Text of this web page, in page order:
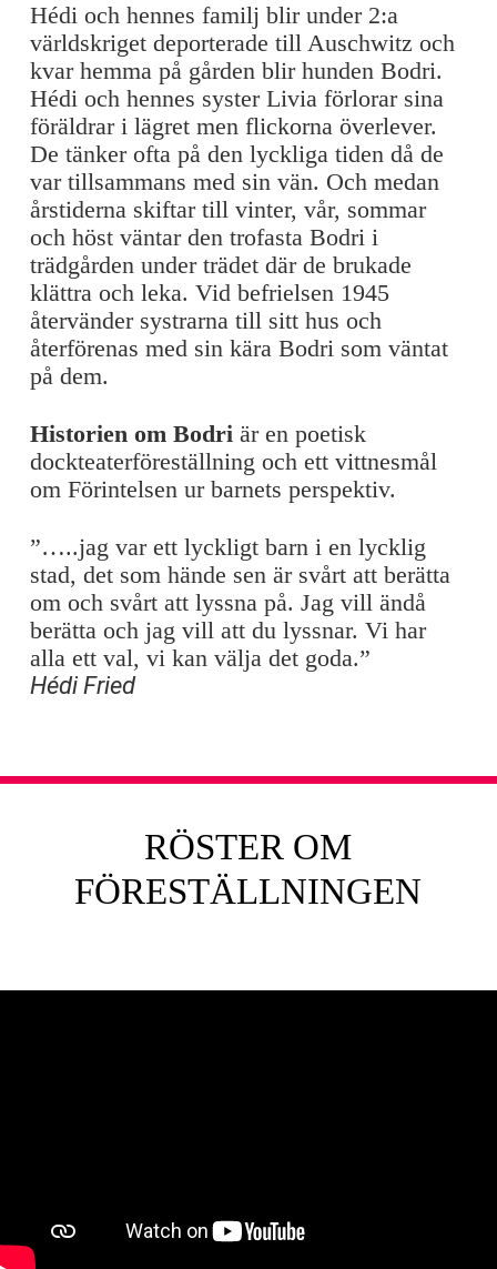
Hédi och hennes familj blir under 2:a
världskriget deporterade till Auschwitz och
kvar hemma på gården blir hunden Bodri.
Hédi och hennes syster Livia förlorar sina
föräldrar i lägret men flickorna överlever.
De tänker ofta på den lyckliga tiden då de
var tillsammans med sin vän. Och medan
årstiderna skiftar till vinter, vår, sommar
och höst väntar den trofasta Bodri i
trädgården under trädet där de brukade
klättra och leka. Vid befrielsen 1945
återvänder systrarna till sitt hus och
återförenas med sin kära Bodri som väntat
på dem.
Historien om Bodri är en poetisk
dockteaterföreställning och ett vittnesmål
om Förintelsen ur barnets perspektiv.
”…..jag var ett lyckligt barn i en lycklig
stad, det som hände sen är svårt att berätta
om och svårt att lyssna på. Jag vill ändå
berätta och jag vill att du lyssnar. Vi har
alla ett val, vi kan välja det goda.”
Hédi Fried
RÖSTER OM
FÖRESTÄLLNINGEN